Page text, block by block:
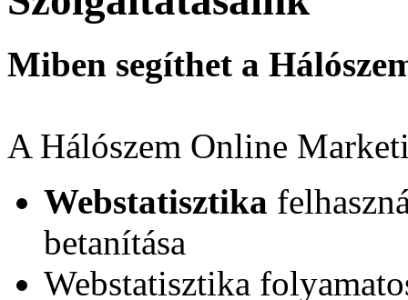
Miben segíthet a
A Hálószem Online
Webstatisztika
betanítása
Webstatisztika